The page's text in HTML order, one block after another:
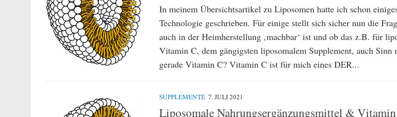
In meinem Übersichtsartikel zu Liposomen hatte ich schon
Technologie geschrieben. Für einige stellt sich sicher nun die
auch in der Heimherstellung ‚machbar‘ ist und ob das z.B. für
Vitamin C, dem gängigsten liposomalem Supplement, auch Sinn
gerade Vitamin C? Vitamin C ist für mich eines DER...
SUPPLEMENTE 7. JULI 2021
Liposomale Nahrungsergänzungsmittel &